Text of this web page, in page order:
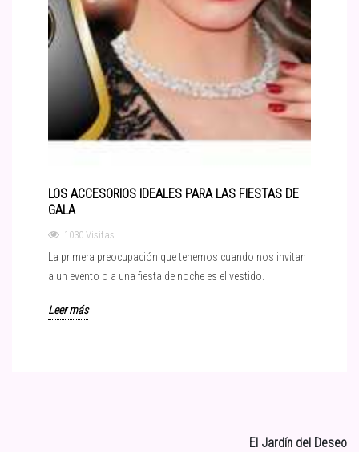
LOS ACCESORIOS IDEALES PARA LAS FIESTAS DE
GALA
1030 Visitas
La primera preocupación que tenemos cuando nos invitan
a un evento o a una fiesta de noche es el vestido.
Leer más
El Jardín del Deseo